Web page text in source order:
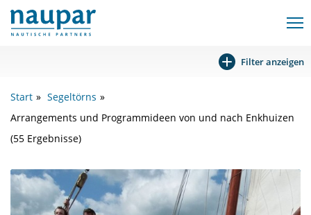
Filter anzeigen
Start
Segeltörns
Arrangements und Programmideen von und nach Enkhuizen
(55 Ergebnisse)